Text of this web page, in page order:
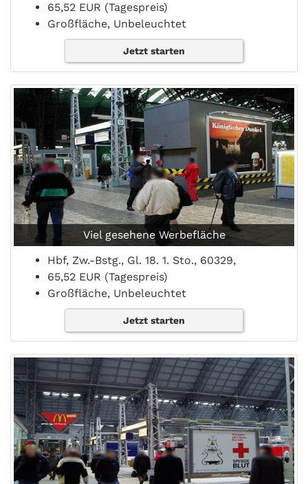
65,52 EUR (Tagespreis)
Großfläche, Unbeleuchtet
Jetzt starten
Viel gesehene Werbefläche
Hbf, Zw.-Bstg., Gl. 18. 1. Sto., 60329,
65,52 EUR (Tagespreis)
Großfläche, Unbeleuchtet
Jetzt starten